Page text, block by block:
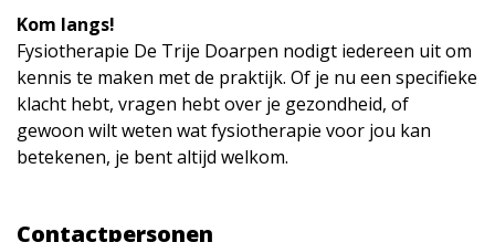
Kom langs!
Fysiotherapie De Trije Doarpen nodigt iedereen uit om
kennis te maken met de praktijk. Of je nu een specifieke
klacht hebt, vragen hebt over je gezondheid, of
gewoon wilt weten wat fysiotherapie voor jou kan
betekenen, je bent altijd welkom.
Contactpersonen